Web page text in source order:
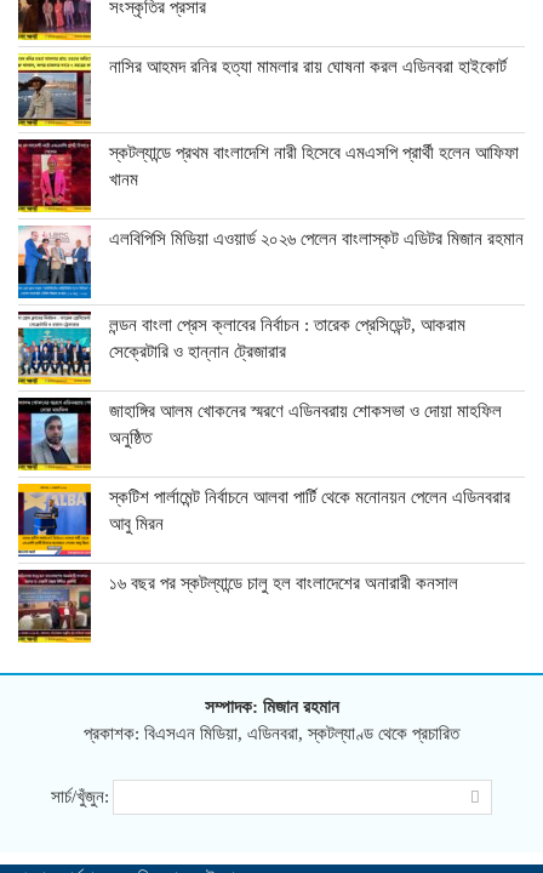
সংস্কৃতির প্রসার
নাসির আহমদ রনির হত্যা মামলার রায় ঘোষনা করল এডিনবরা হাইকোর্ট
স্কটল্যান্ডে প্রথম বাংলাদেশি নারী হিসেবে এমএসপি প্রার্থী হলেন আফিফা
খানম
এলবিপিসি মিডিয়া এওয়ার্ড ২০২৬ পেলেন বাংলাস্কট এডিটর মিজান রহমান
লন্ডন বাংলা প্রেস ক্লাবের নির্বাচন : তারেক প্রেসিডেন্ট, আকরাম
সেক্রেটারি ও হান্নান ট্রেজারার
জাহাঙ্গির আলম খোকনের স্মরণে এডিনবরায় শোকসভা ও দোয়া মাহফিল
অনুষ্ঠিত
স্কটিশ পার্লামেন্ট নির্বাচনে আলবা পার্টি থেকে মনোনয়ন পেলেন এডিনবরার
আবু মিরন
১৬ বছর পর স্কটল্যান্ডে চালু হল বাংলাদেশের অনারারী কনসাল
সম্পাদক: মিজান রহমান
প্রকাশক: বিএসএন মিডিয়া, এডিনবরা, স্কটল্যাণ্ড থেকে প্রচারিত
সার্চ/খুঁজুন: